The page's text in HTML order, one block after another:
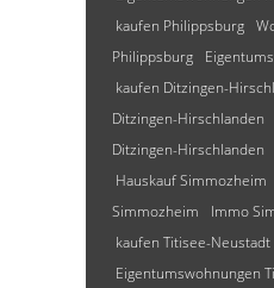
kaufen Philippsburg
Philippsburg
kaufen Ditzingen-
Ditzingen-Hirschlanden
Ditzingen-Hirschlanden
Hauskauf Simmozheim
Simmozheim
Immo
kaufen Titisee-Neustadt
Eigentumswohnungen